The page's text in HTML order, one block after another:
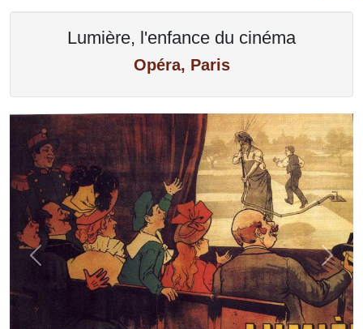
Lumière, l'enfance du cinéma
Opéra, Paris
Previous Next